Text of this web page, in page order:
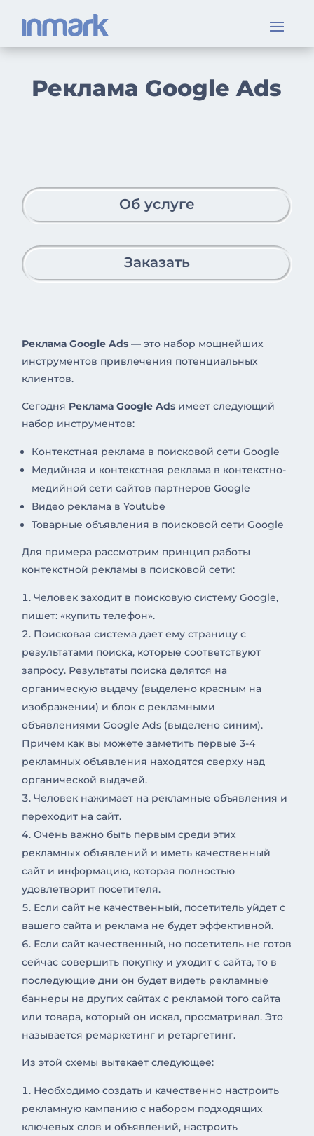
Реклама Google Ads
Об услуге
Заказать
Реклама Google Ads — это набор мощнейших
инструментов привлечения потенциальных
клиентов.
Сегодня Реклама Google Ads имеет следующий
набор инструментов:
Контекстная реклама в поисковой сети Google
Медийная и контекстная реклама в контекстно-
медийной сети сайтов партнеров Google
Видео реклама в Youtube
Товарные объявления в поисковой сети Google
Для примера рассмотрим принцип работы
контекстной рекламы в поисковой сети:
Человек заходит в поисковую систему Google,
пишет: «купить телефон».
Поисковая система дает ему страницу с
результатами поиска, которые соответствуют
запросу. Результаты поиска делятся на
органическую выдачу (выделено красным на
изображении) и блок с рекламными
объявлениями Google Ads (выделено синим).
Причем как вы можете заметить первые 3-4
рекламных объявления находятся сверху над
органической выдачей.
Человек нажимает на рекламные объявления и
переходит на сайт.
Очень важно быть первым среди этих
рекламных объявлений и иметь качественный
сайт и информацию, которая полностью
удовлетворит посетителя.
Если сайт не качественный, посетитель уйдет с
вашего сайта и реклама не будет эффективной.
Если сайт качественный, но посетитель не готов
сейчас совершить покупку и уходит с сайта, то в
последующие дни он будет видеть рекламные
баннеры на других сайтах с рекламой того сайта
или товара, который он искал, просматривал. Это
называется ремаркетинг и ретаргетинг.
Из этой схемы вытекает следующее:
Необходимо создать и качественно настроить
рекламную кампанию с набором подходящих
ключевых слов и объявлений, настроить